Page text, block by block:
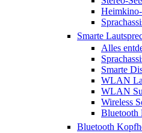
Smarte
Alles
Smarte
WLAN
WLAN
Wireless
Bluetooth
Bluetooth